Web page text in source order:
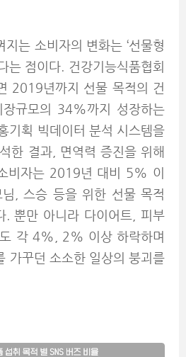
는 소비자의 변화는 ‘선물형
는 점이다. 건강기능식품협회
2019년까지 선물 목적의 건
규모의 34%까지 성장하는
기획 빅데이터 분석 시스템을
한 결과, 면역력 증진을 위해
비자는 2019년 대비 5% 이
, 스승 등을 위한 선물 목적
뿐만 아니라 다이어트, 피부
각 4%, 2% 이상 하락하며
가꾸던 소소한 일상의 붕괴를